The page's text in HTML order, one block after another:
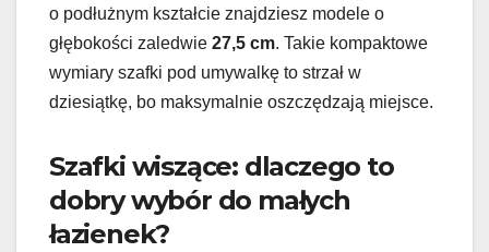
o podłużnym kształcie znajdziesz modele o
głębokości zaledwie 27,5 cm. Takie kompaktowe
wymiary szafki pod umywalkę to strzał w
dziesiątkę, bo maksymalnie oszczędzają miejsce.
Szafki wiszące: dlaczego to
dobry wybór do małych
łazienek?